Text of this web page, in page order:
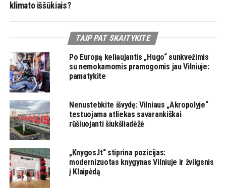
klimato iššūkiais?
TAIP PAT SKAITYKITE
Po Europą keliaujantis „Hugo“ sunkvežimis
su nemokamomis pramogomis jau Vilniuje:
pamatykite
Nenustebkite išvydę: Vilniaus „Akropolyje“
testuojama atliekas savarankiškai
rūšiuojanti šiukšliadėžė
„Knygos.lt“ stiprina pozicijas:
modernizuotas knygynas Vilniuje ir žvilgsnis
į Klaipėdą